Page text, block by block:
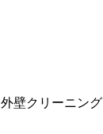
外壁クリーニング